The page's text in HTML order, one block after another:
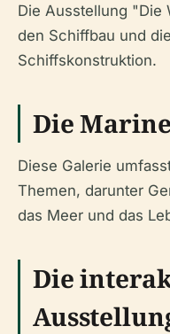
Die Ausstellung "Die
den Schiffbau und
Schiffskonstruktion.
Die
Diese Galerie
Themen, darunter
das Meer und das
Die